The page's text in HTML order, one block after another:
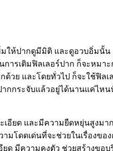
ให้ปากดูมีมิติ และดูอวบอิ่ม
ารเติมฟิลเลอร์ปาก ก็จะหม
ย และโดยทั่วไป ก็จะใช้ฟิล
กระจับแล้วอยู่ได้นานแค่ไห
อียด และมีความยืดหยุ่นสูงม
วามโดดเด่นที่จะช่วยในเรื่อ
อียด มีความคงตัว ช่วยสร้า